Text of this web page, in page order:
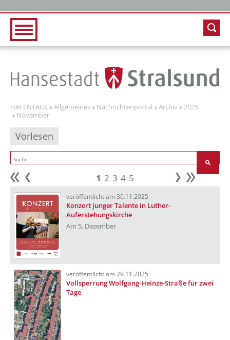
HAFENTAGE Allgemeines Nachrichtenportal Archiv
2025
November
Vorlesen
Anfang 1 2 3 4 5 weiter
veröffentlicht am 30.11.2025
Konzert junger Talente in Luther-
Auferstehungskirche
Am 5. Dezember
veröffentlicht am 29.11.2025
Vollsperrung Wolfgang-Heinze-Straße für zwei
Tage